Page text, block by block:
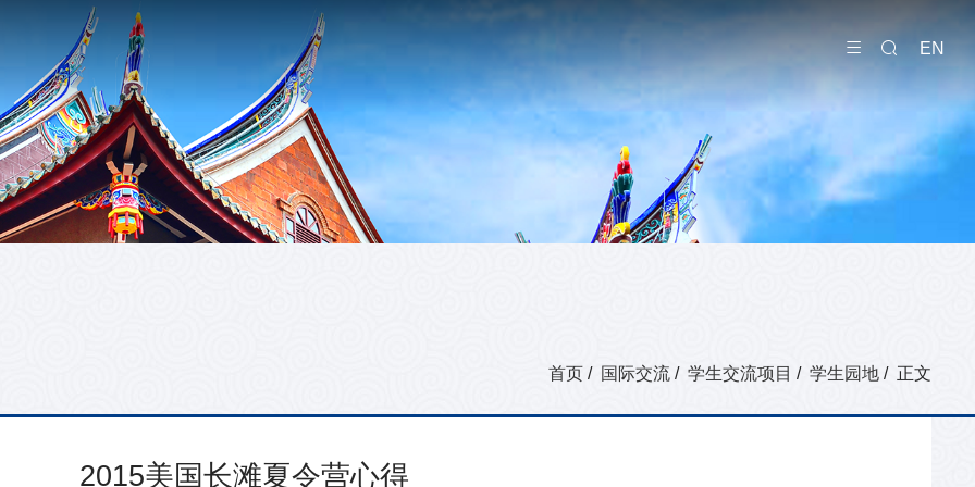
EN
首页 / 国际交流 / 学生交流项目 / 学生园地 / 正文
2015美国长滩夏令营心得